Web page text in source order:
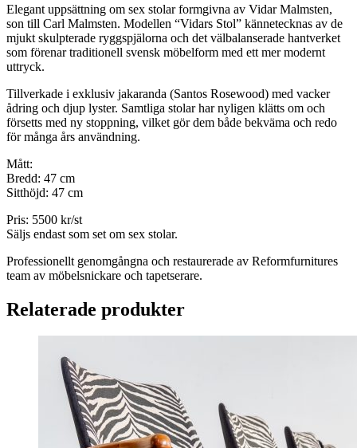
Elegant uppsättning om sex stolar formgivna av Vidar Malmsten,
son till Carl Malmsten. Modellen “Vidars Stol” kännetecknas av de
mjukt skulpterade ryggspjälorna och det välbalanserade hantverket
som förenar traditionell svensk möbelform med ett mer modernt
uttryck.
Tillverkade i exklusiv jakaranda (Santos Rosewood) med vacker
ådring och djup lyster. Samtliga stolar har nyligen klätts om och
försetts med ny stoppning, vilket gör dem både bekväma och redo
för många års användning.
Mått:
Bredd: 47 cm
Sitthöjd: 47 cm
Pris: 5500 kr/st
Säljs endast som set om sex stolar.
Professionellt genomgångna och restaurerade av Reformfurnitures
team av möbelsnickare och tapetserare.
Relaterade produkter